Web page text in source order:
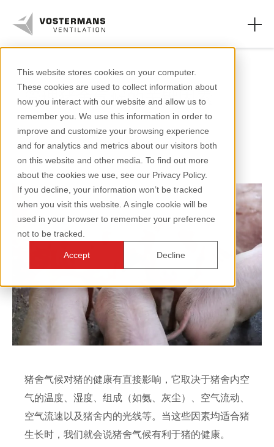
This website stores cookies on your computer.
These cookies are used to collect information about
how you interact with our website and allow us to
remember you. We use this information in order to
improve and customize your browsing experience
and for analytics and metrics about our visitors both
on this website and other media. To find out more
about the cookies we use, see our Privacy Policy.
If you decline, your information won’t be tracked
when you visit this website. A single cookie will be
used in your browser to remember your preference
not to be tracked.
Accept Decline
轴流风机和零件
农业领域
工业领域
资源页面
关于我们
+31 (0)77 389 32 32
ventilation@vostermans.com
Vostermans Companies
联系
管理猪舍气候的关键因素
1 分钟阅读
猪舍气候对猪的健康有直接影响，它取决于猪舍内空
气的温度、湿度、组成（如氨、灰尘）、空气流动、
空气流速以及猪舍内的光线等。当这些因素均适合猪
生长时，我们就会说猪舍气候有利于猪的健康。